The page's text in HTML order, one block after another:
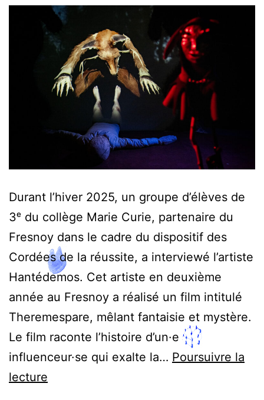
Durant l’hiver 2025, un groupe d’élèves de
3ᵉ du collège Marie Curie, partenaire du
Fresnoy dans le cadre du dispositif des
Cordées de la réussite, a interviewé l’artiste
Hantédemos. Cet artiste en deuxième
année au Fresnoy a réalisé un film intitulé
Theremespare, mêlant fantaisie et mystère.
Le film raconte l’histoire d’un·e
influenceur·se qui exalte la… Poursuivre la
lecture